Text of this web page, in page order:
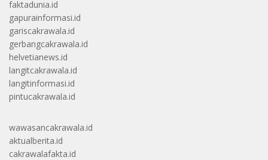
faktadunia.id
gapurainformasi.id
gariscakrawala.id
gerbangcakrawala.id
helvetianews.id
langitcakrawala.id
langitinformasi.id
pintucakrawala.id
wawasancakrawala.id
aktualberita.id
cakrawalafakta.id